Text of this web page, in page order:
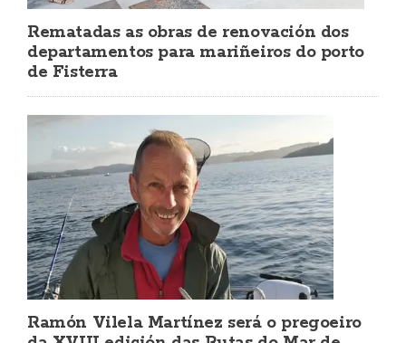
Rematadas as obras de renovación dos
departamentos para mariñeiros do porto
de Fisterra
Ramón Vilela Martínez será o pregoeiro